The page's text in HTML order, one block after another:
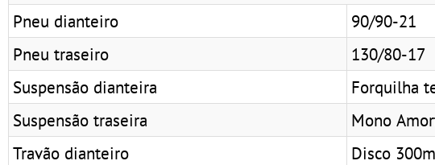
Pneu dianteiro
90/90-21
Pneu traseiro
130/80-17
Suspensão dianteira
Forquilha
Suspensão traseira
Mono
Travão dianteiro
Disco